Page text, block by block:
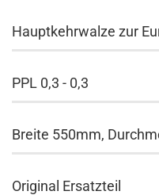
Hauptkehrwalze zur
PPL 0,3 - 0,3
Breite 550mm,
Original Ersatzteil